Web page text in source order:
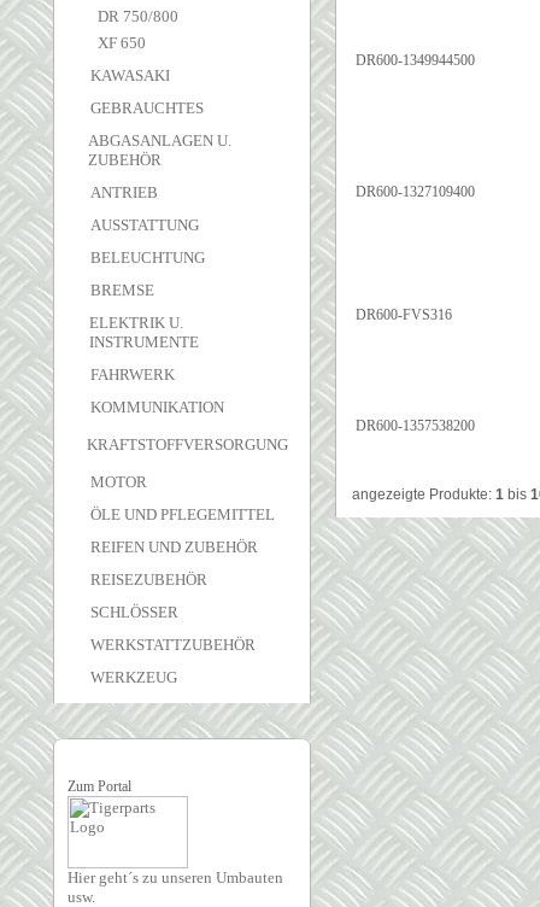
DR 750/800
XF 650
KAWASAKI
GEBRAUCHTES
ABGASANLAGEN U.
ZUBEHÖR
ANTRIEB
AUSSTATTUNG
BELEUCHTUNG
BREMSE
ELEKTRIK U.
INSTRUMENTE
FAHRWERK
KOMMUNIKATION
KRAFTSTOFFVERSORGUNG
MOTOR
ÖLE UND PFLEGEMITTEL
REIFEN UND ZUBEHÖR
REISEZUBEHÖR
SCHLÖSSER
WERKSTATTZUBEHÖR
WERKZEUG
Zum Portal
Hier geht´s zu unseren Umbauten
usw.
DR600-1349944500
DR600-1327109400
DR600-FVS316
DR600-1357538200
angezeigte Produkte: 1 bis